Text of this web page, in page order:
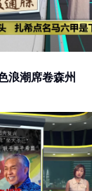
浪潮席卷森州